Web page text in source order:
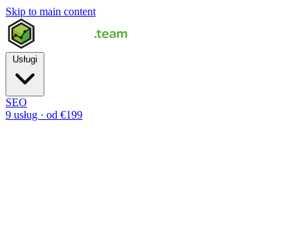
Skip to main content
SEO
9 usług · od €199